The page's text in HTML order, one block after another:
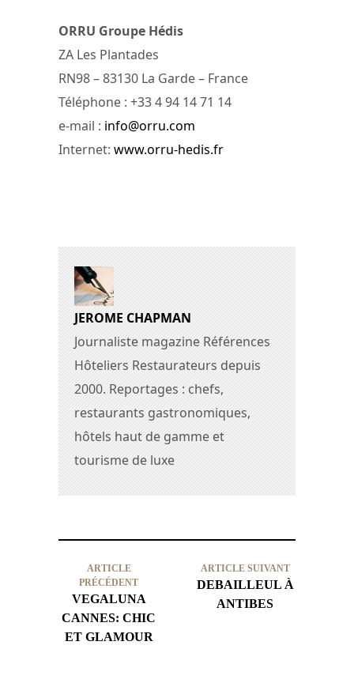
ORRU Groupe Hédis
ZA Les Plantades
RN98 – 83130 La Garde – France
Téléphone : +33 4 94 14 71 14
e-mail : info@orru.com
Internet: www.orru-hedis.fr
JEROME CHAPMAN
Journaliste magazine Références
Hôteliers Restaurateurs depuis
2000. Reportages : chefs,
restaurants gastronomiques,
hôtels haut de gamme et
tourisme de luxe
ARTICLE
PRÉCÉDENT
VEGALUNA
CANNES: CHIC
ET GLAMOUR
ARTICLE SUIVANT
DEBAILLEUL À
ANTIBES